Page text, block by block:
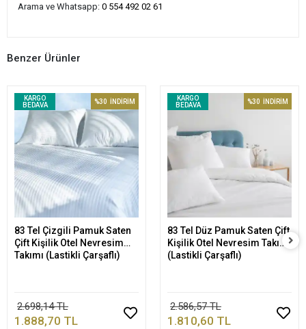
Arama ve Whatsapp: 0 554 492 02 61
Benzer Ürünler
KARGO
BEDAVA
%30 İNDİRİM
Sepete Ekle
83 Tel Çizgili Pamuk Saten
Çift Kişilik Otel Nevresim
Takımı (Lastikli Çarşaflı)
2.698,14 TL
1.888,70 TL
KARGO
BEDAVA
%30 İNDİRİM
Sepete Ekle
83 Tel Düz Pamuk Saten Çift
Kişilik Otel Nevresim Takımı
(Lastikli Çarşaflı)
2.586,57 TL
1.810,60 TL